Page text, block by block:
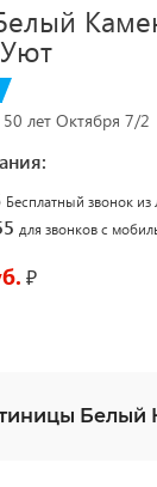
лет Октября 7/2
Бесплатный звонок
для звонков с
₽
Белый